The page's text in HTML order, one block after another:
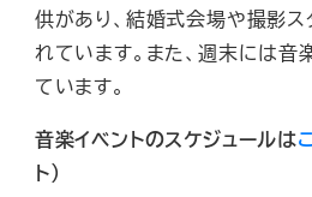
供があり、結婚式会場や撮影
れています。また、週末には音
ています。
音楽イベントのスケジュールは
ト）